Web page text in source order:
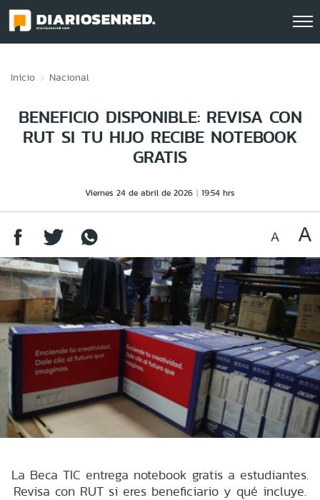
Inicio Nacional
BENEFICIO DISPONIBLE: REVISA CON
RUT SI TU HIJO RECIBE NOTEBOOK
GRATIS
Viernes 24 de abril de 2026 19:54 hrs
La Beca TIC entrega notebook gratis a estudiantes.
Revisa con RUT si eres beneficiario y qué incluye.